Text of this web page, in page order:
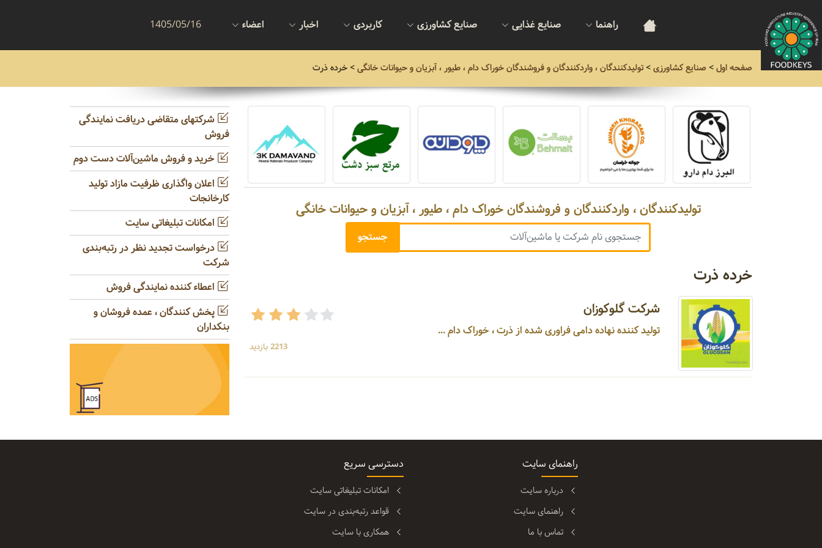
راهنما صنایع غذایی صنایع کشاورزی کاربردی اخبار اعضاء 1405/05/16
صفحه اول> صنایع کشاورزی>تولیدکنندگان ، واردکنندگان و فروشندگان خوراک دام ، طیور ، آبزیان و حیوانات خانگی> خرده ذرت
تولیدکنندگان ، واردکنندگان و فروشندگان خوراک دام ، طیور ، آبزیان و حیوانات خانگی
خرده ذرت
شرکت گلوکوزان
تولید کننده نهاده دامی فراوری شده از ذرت ، خوراک دام ...
2213 بازدید
شرکتهای متقاضی دریافت نمایندگی
فروش
خرید و فروش ماشین‌آلات دست دوم
اعلان واگذاری ظرفیت مازاد تولید
کارخانجات
امکانات تبلیغاتی سایت
درخواست تجدید نظر در رتبه‌بندی
شرکت
اعطاء کننده نمایندگی فروش
پخش کنندگان ، عمده فروشان و
بنکداران
راهنمای سایت
درباره سایت
راهنمای سایت
تماس با ما
دسترسی سریع
امکانات تبلیغاتی سایت
قواعد رتبه‌بندی در سایت
همکاری با سایت